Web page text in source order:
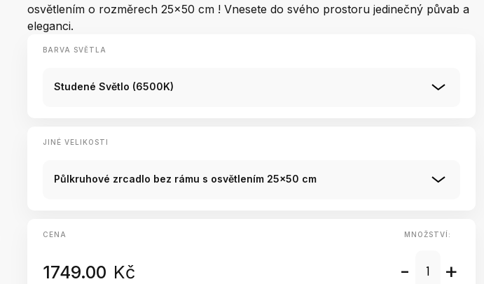
osvětlením o rozměrech 25x50 cm ! Vnesete do svého prostoru jedinečný půvab a
eleganci.
BARVA SVĚTLA
Studené Světlo (6500K)
JINÉ VELIKOSTI
Půlkruhové zrcadlo bez rámu s osvětlením 25x50 cm
CENA
1749.00 Kč
MNOŽSTVÍ:
- +